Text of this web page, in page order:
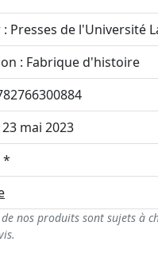
Presses de l'Université
: Fabrique d'histoire
mai 2023
*
nos produits sont sujets à